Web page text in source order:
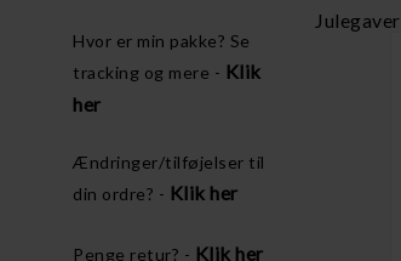
Hvor er min pakke? Se
tracking og mere - Klik
her
Ændringer/tilføjelser til
din ordre? - Klik her
Penge retur? - Klik her
Julegaver